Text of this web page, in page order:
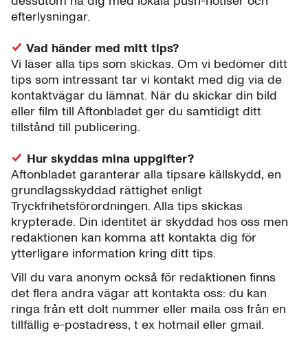
efterlysningar.
Vad händer med mitt tips?
Vi läser alla tips som skickas. Om vi bedömer ditt
tips som intressant tar vi kontakt med dig via de
kontaktvägar du lämnat. När du skickar din bild
eller film till Aftonbladet ger du samtidigt ditt
tillstånd till publicering.
Hur skyddas mina uppgifter?
Aftonbladet garanterar alla tipsare källskydd, en
grundlagsskyddad rättighet enligt
Tryckfrihetsförordningen. Alla tips skickas
krypterade. Din identitet är skyddad hos oss men
redaktionen kan komma att kontakta dig för
ytterligare information kring ditt tips.
Vill du vara anonym också för redaktionen finns
det flera andra vägar att kontakta oss: du kan
ringa från ett dolt nummer eller maila oss från en
tillfällig e-postadress, t ex hotmail eller gmail.